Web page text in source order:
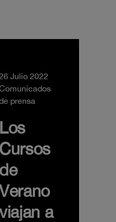
Julio 2022
prensa
Los
Cursos
de
a